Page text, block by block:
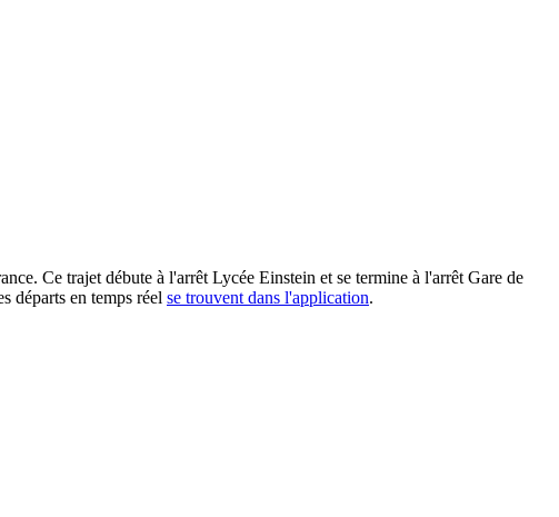
Ce trajet débute à l'arrêt Lycée Einstein et se termine à l'arrêt Gare de
départs en temps réel se trouvent dans l'application.